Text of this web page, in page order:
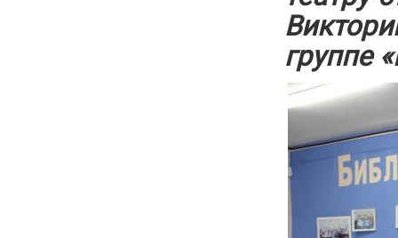
группе